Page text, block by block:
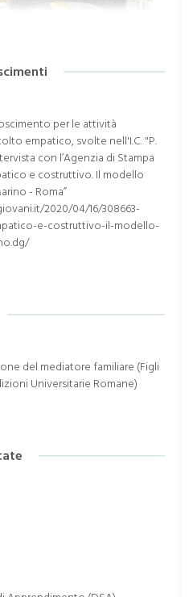
per le attività
empatico, svolte nell'I.C. "P.
con l’Agenzia di Stampa
e costruttivo. Il modello
- Roma”
2020/04/16/308663-
e-costruttivo-il-modello-
del mediatore familiare (Figli
Universitarie Romane)